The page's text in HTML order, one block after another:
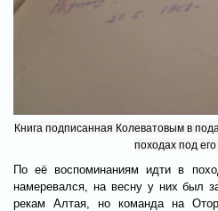
Книга подписанная Колеватовым в
походах под
По её воспоминаниям идти в
намеревался, на весну у них был
рекам Алтая, но команда на